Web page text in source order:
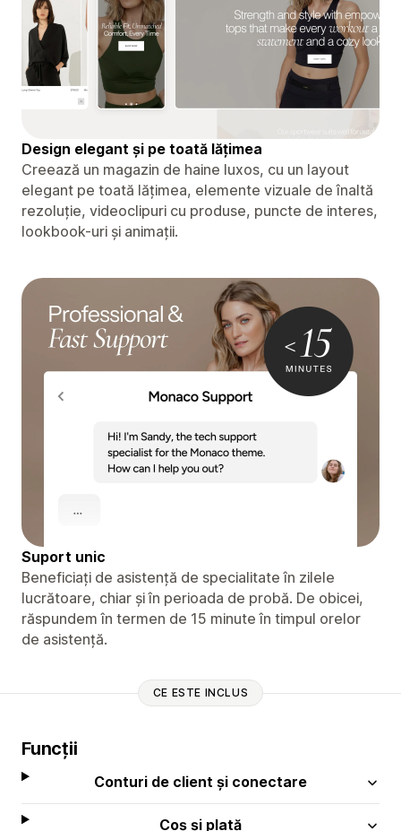
Design elegant și pe toată lățimea
Creează un magazin de haine luxos, cu un layout
elegant pe toată lățimea, elemente vizuale de înaltă
rezoluție, videoclipuri cu produse, puncte de interes,
lookbook-uri și animații.
Suport unic
Beneficiați de asistență de specialitate în zilele
lucrătoare, chiar și în perioada de probă. De obicei,
răspundem în termen de 15 minute în timpul orelor
de asistență.
CE ESTE INCLUS
Funcții
Conturi de client și conectare
Coș și plată